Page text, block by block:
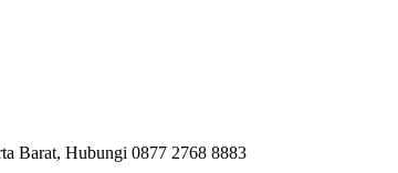
Barat, Hubungi 0877 2768 8883